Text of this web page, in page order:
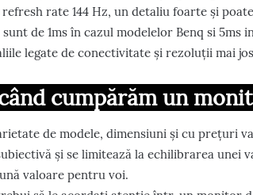
rate 144 Hz, un detaliu foarte și
de 1ms în cazul modelelor Benq si 5ms
legate de conectivitate și rezoluții mai
cumpărăm un
de modele, dimensiuni și cu prețuri
și se limitează la echilibrarea unei
valoare pentru voi.